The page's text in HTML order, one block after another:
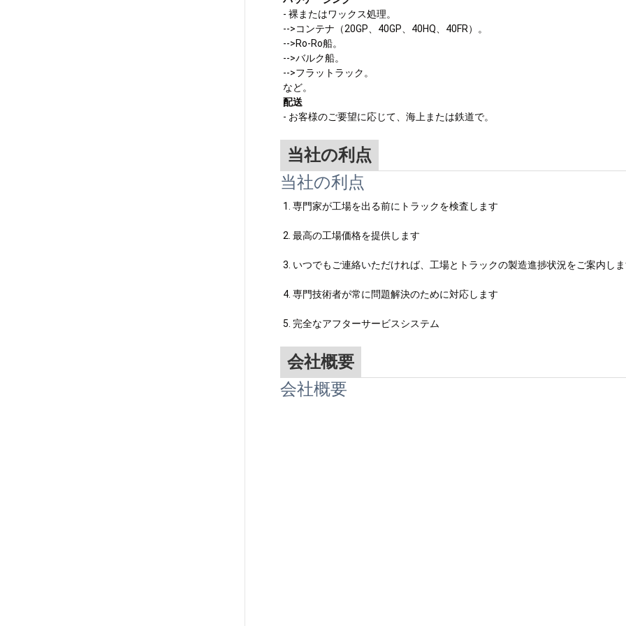
- 裸またはワックス処理。
-->コンテナ（20GP、40GP、40HQ、40FR）。
-->Ro-Ro船。
-->バルク船。
-->フラットラック。
など。
配送
- お客様のご要望に応じて、海上または鉄道で。
当社の利点
当社の利点
1. 専門家が工場を出る前にトラックを検査します
2. 最高の工場価格を提供します
3. いつでもご連絡いただければ、工場とトラックの製造進捗状況をご案内し
4. 専門技術者が常に問題解決のために対応します
5. 完全なアフターサービスシステム
会社概要
会社概要